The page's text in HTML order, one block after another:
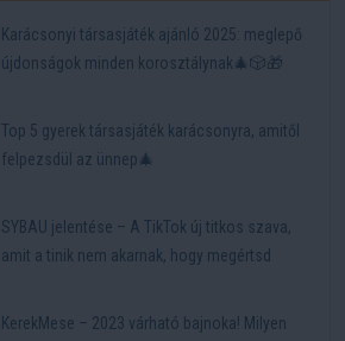
Karácsonyi társasjáték ajánló 2025: meglepő
újdonságok minden korosztálynak🎄🎲🎁
Top 5 gyerek társasjáték karácsonyra, amitől
felpezsdül az ünnep🎄
SYBAU jelentése – A TikTok új titkos szava,
amit a tinik nem akarnak, hogy megértsd
KerekMese – 2023 várható bajnoka! Milyen